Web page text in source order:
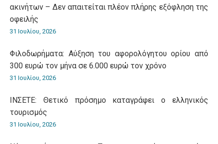
ακινήτων – Δεν απαιτείται πλέον πλήρης εξόφληση της
οφειλής
31 Ιουλίου, 2026
Φιλοδωρήματα: Αύξηση του αφορολόγητου ορίου από
300 ευρώ τον μήνα σε 6.000 ευρώ τον χρόνο
31 Ιουλίου, 2026
ΙΝΣΕΤΕ: Θετικό πρόσημο καταγράφει ο ελληνικός
τουρισμός
31 Ιουλίου, 2026